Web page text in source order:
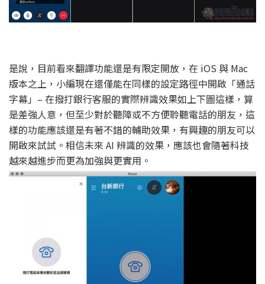
是說，目前看來翻譯功能還是有限定開放，在 iOS 與 Mac
版本之上，小編現在還僅能在同樣的設定路徑中開啟「通話
字幕」– 在撥打銀行客服的實際辨識效果如上下圖這樣，算
是差強人意，但至少對於聽障或不方便聆聽電話的朋友，這
樣的功能應該還是有著不錯的輔助效果，有興趣的朋友可以
開啟來試試。相信未來 AI 辨識的效果，應該也會隨著科技
越來越進步而更為加強與更實用。